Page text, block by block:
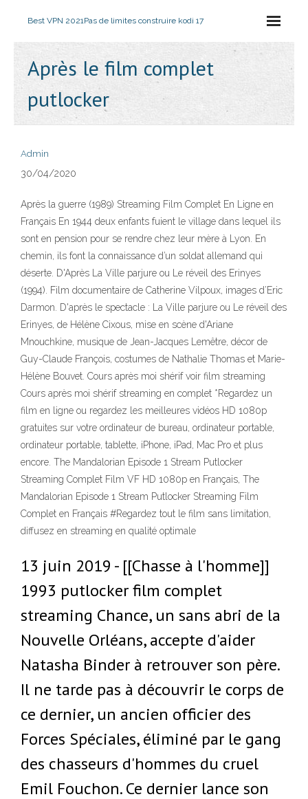
Best VPN 2021Pas de limites construire kodi 17
Après le film complet
putlocker
Admin
30/04/2020
Après la guerre (1989) Streaming Film Complet En Ligne en
Français En 1944 deux enfants fuient le village dans lequel ils
sont en pension pour se rendre chez leur mère à Lyon. En
chemin, ils font la connaissance d’un soldat allemand qui
déserte. D'Après La Ville parjure ou Le réveil des Erinyes
(1994). Film documentaire de Catherine Vilpoux, images d’Eric
Darmon. D'après le spectacle : La Ville parjure ou Le réveil des
Erinyes, de Hélène Cixous, mise en scène d'Ariane
Mnouchkine, musique de Jean-Jacques Lemêtre, décor de
Guy-Claude François, costumes de Nathalie Thomas et Marie-
Hélène Bouvet. Cours après moi shérif voir film streaming
Cours après moi shérif streaming en complet *Regardez un
film en ligne ou regardez les meilleures vidéos HD 1080p
gratuites sur votre ordinateur de bureau, ordinateur portable,
ordinateur portable, tablette, iPhone, iPad, Mac Pro et plus
encore. The Mandalorian Episode 1 Stream Putlocker
Streaming Complet Film VF HD 1080p en Français, The
Mandalorian Episode 1 Stream Putlocker Streaming Film
Complet en Français #Regardez tout le film sans limitation,
diffusez en streaming en qualité optimale
13 juin 2019 - [[Chasse à l'homme]]
1993 putlocker film complet
streaming Chance, un sans abri de la
Nouvelle Orléans, accepte d'aider
Natasha Binder à retrouver son père.
Il ne tarde pas à découvrir le corps de
ce dernier, un ancien officier des
Forces Spéciales, éliminé par le gang
des chasseurs d'hommes du cruel
Emil Fouchon. Ce dernier lance son